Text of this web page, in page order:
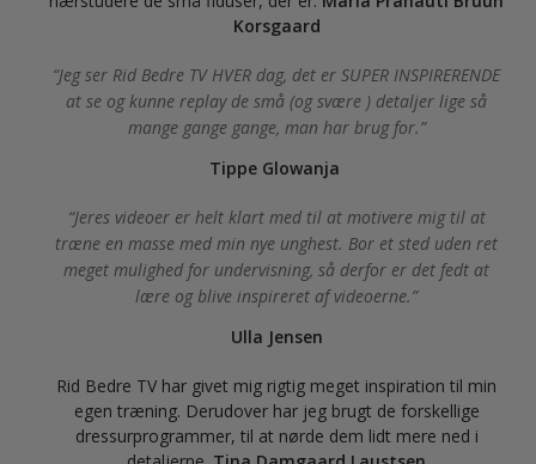
Korsgaard
Jeg ser Rid Bedre TV HVER dag, det er SUPER INSPIRERENDE
at se og kunne replay de små (og svære ) detaljer lige så
mange gange gange, man har brug for.
Tippe Glowanja
Jeres videoer er helt klart med til at motivere mig til at
træne en masse med min nye unghest. Bor et sted uden ret
meget mulighed for undervisning, så derfor er det fedt at
lære og blive inspireret af videoerne.
Ulla Jensen
Rid Bedre TV har givet mig rigtig meget inspiration til min
egen træning. Derudover har jeg brugt de forskellige
dressurprogrammer, til at nørde dem lidt mere ned i